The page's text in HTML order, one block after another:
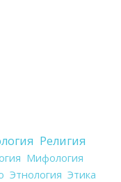
Религия
Мифология
Этнология Этика